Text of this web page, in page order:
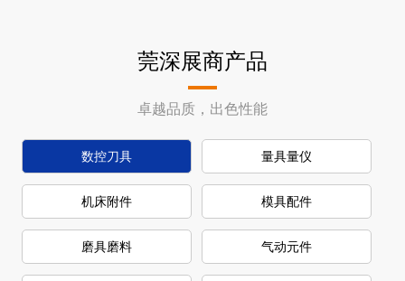
莞深展商产品
卓越品质，出色性能
数控刀具 量具量仪
机床附件 模具配件
磨具磨料 气动元件